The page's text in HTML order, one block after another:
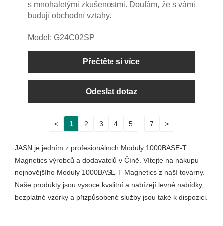
s mnohaletými zkušenostmi. Doufám, že s vámi
budují obchodní vztahy.
Model: G24C02SP
Přečtěte si více
Odeslat dotaz
< 1 2 3 4 5 7 >
JASN je jedním z profesionálních Moduly 1000BASE-T
Magnetics výrobců a dodavatelů v Číně. Vítejte na nákupu
nejnovějšího Moduly 1000BASE-T Magnetics z naší továrny.
Naše produkty jsou vysoce kvalitní a nabízejí levné nabídky,
bezplatné vzorky a přizpůsobené služby jsou také k dispozici.